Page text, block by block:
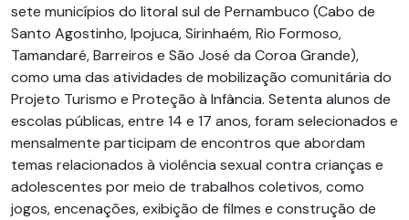
sete municípios do litoral sul de Pernambuco (Cabo de
Santo Agostinho, Ipojuca, Sirinhaém, Rio Formoso,
Tamandaré, Barreiros e São José da Coroa Grande),
como uma das atividades de mobilização comunitária do
Projeto Turismo e Proteção à Infância. Setenta alunos de
escolas públicas, entre 14 e 17 anos, foram selecionados e
mensalmente participam de encontros que abordam
temas relacionados à violência sexual contra crianças e
adolescentes por meio de trabalhos coletivos, como
jogos, encenações, exibição de filmes e construção de